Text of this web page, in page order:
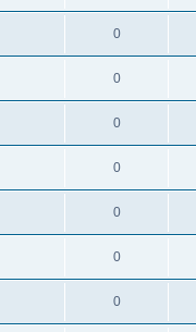
0
0
0
0
0
0
0